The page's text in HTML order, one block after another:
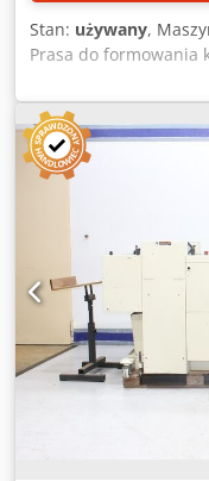
Stan: używany,
Prasa do formowania
Rozmiar bloku min.
80 mm Rozmiar
62 mm Prędkość do
online przez
Dsdevuaqyopfx
Emskirchen/
przetestować